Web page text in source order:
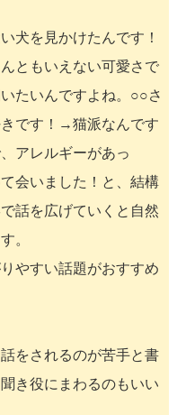
犬を見かけたんです！
ともいえない可愛さで
たいんですよね。○○さ
です！→猫派なんです
アレルギーがあっ
会いました！と、結構
話を広げていくと自然
。
やすい話題がおすすめ
をされるのが苦手と書
き役にまわるのもいい